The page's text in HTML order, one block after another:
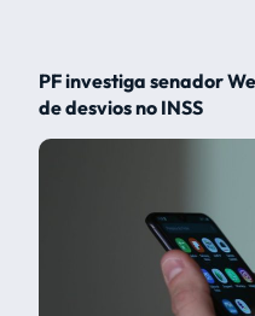
PF investiga senador
de desvios no INSS